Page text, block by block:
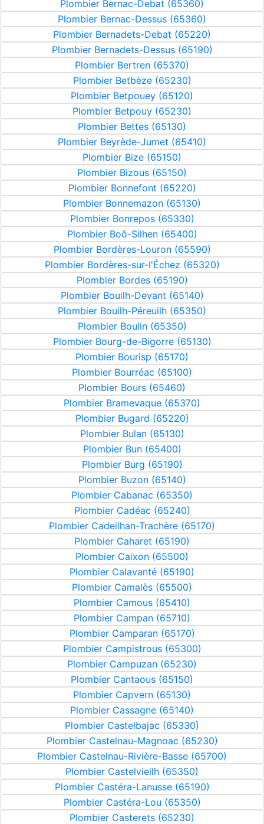
Plombier Bernac-Debat (65360)
Plombier Bernac-Dessus (65360)
Plombier Bernadets-Debat (65220)
Plombier Bernadets-Dessus (65190)
Plombier Bertren (65370)
Plombier Betbèze (65230)
Plombier Betpouey (65120)
Plombier Betpouy (65230)
Plombier Bettes (65130)
Plombier Beyrède-Jumet (65410)
Plombier Bize (65150)
Plombier Bizous (65150)
Plombier Bonnefont (65220)
Plombier Bonnemazon (65130)
Plombier Bonrepos (65330)
Plombier Boô-Silhen (65400)
Plombier Bordères-Louron (65590)
Plombier Bordères-sur-l'Échez (65320)
Plombier Bordes (65190)
Plombier Bouilh-Devant (65140)
Plombier Bouilh-Péreuilh (65350)
Plombier Boulin (65350)
Plombier Bourg-de-Bigorre (65130)
Plombier Bourisp (65170)
Plombier Bourréac (65100)
Plombier Bours (65460)
Plombier Bramevaque (65370)
Plombier Bugard (65220)
Plombier Bulan (65130)
Plombier Bun (65400)
Plombier Burg (65190)
Plombier Buzon (65140)
Plombier Cabanac (65350)
Plombier Cadéac (65240)
Plombier Cadeilhan-Trachère (65170)
Plombier Caharet (65190)
Plombier Caixon (65500)
Plombier Calavanté (65190)
Plombier Camalès (65500)
Plombier Camous (65410)
Plombier Campan (65710)
Plombier Camparan (65170)
Plombier Campistrous (65300)
Plombier Campuzan (65230)
Plombier Cantaous (65150)
Plombier Capvern (65130)
Plombier Cassagne (65140)
Plombier Castelbajac (65330)
Plombier Castelnau-Magnoac (65230)
Plombier Castelnau-Rivière-Basse (65700)
Plombier Castelvieilh (65350)
Plombier Castéra-Lanusse (65190)
Plombier Castéra-Lou (65350)
Plombier Casterets (65230)